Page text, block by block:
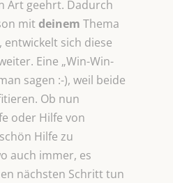
Art geehrt. Dadurch
mitdeinem Thema
sich diese
Eine „Win-Win-
sagen :-), weil beide
Ob nun
oder Hilfe von
Hilfe zu
auch immer, es
nächsten Schritt tun